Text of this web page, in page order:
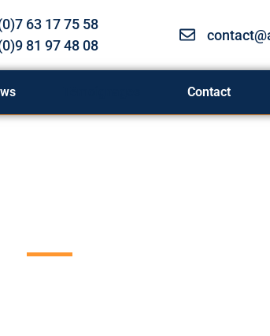
63 17 75 58
81 97 48 08
Contact